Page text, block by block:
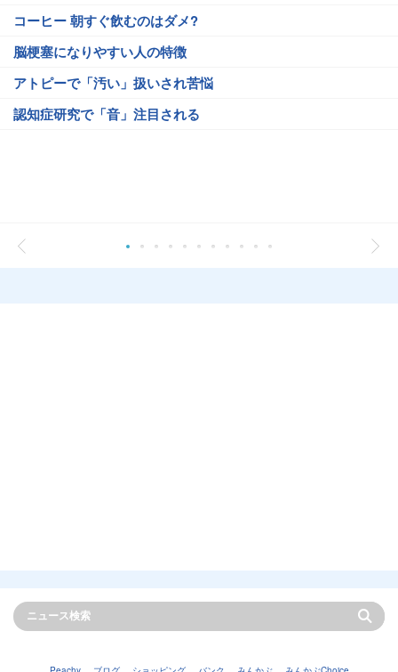
コーヒー 朝すぐ飲むのはダメ?
脳梗塞になりやすい人の特徴
アトピーで「汚い」扱いされ苦悩
認知症研究で「音」注目される